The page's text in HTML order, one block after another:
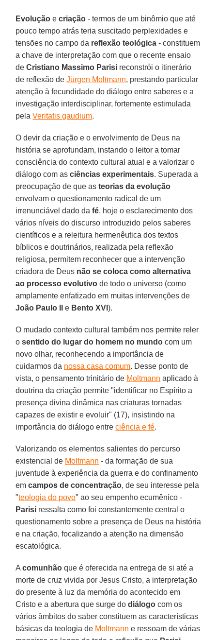
Evolução ecriação - termos de um binômio que até
pouco tempo atrás teria suscitado perplexidades e
tensões no campo da reflexão teológica - constituem
a chave de interpretação com que o recente ensaio
deCristiano Massimo Parisi reconstrói o itinerário
de reflexão deJürgen Moltmann, prestando particular
atenção à fecundidade do diálogo entre saberes e a
investigação interdisciplinar, fortemente estimulada
pelaVeritatis gaudium.
O devir da criação e o envolvimento de Deus na
história se aprofundam, instando o leitor a tomar
consciência do contexto cultural atual e a valorizar o
diálogo com asciências experimentais. Superada a
preocupação de que asteorias da evolução
envolvam o questionamento radical de um
irrenunciável dado dafé, hoje o esclarecimento dos
vários níveis do discurso introduzido pelos saberes
científicos e a releitura hermenêutica dos textos
bíblicos e doutrinários, realizada pela reflexão
religiosa, permitem reconhecer que a intervenção
criadora de Deus não se coloca como alternativa
ao processo evolutivo de todo o universo (como
amplamente enfatizado em muitas intervenções de
João Paulo II
e Bento XVI).
O mudado contexto cultural também nos permite reler
osentido do lugar do homem no mundo com um
novo olhar, reconhecendo a importância de
cuidarmos da nossa casa comum. Desse ponto de
vista, o pensamento trinitário de Moltmann aplicado à
doutrina da criação permite "identificar no Espírito a
presença divina dinâmica nas criaturas tornadas
capazes de existir e evoluir" (17), insistindo na
importância do diálogo entreciência e fé.
Valorizando os elementos salientes do percurso
existencial de Moltmann - da formação de sua
juventude à experiência da guerra e do confinamento
emcampos de concentração, de seu interesse pela
"teologia do povo" ao seu empenho ecumênico -
Parisi ressalta como foi constantemente central o
questionamento sobre a presença de Deus na história
e na criação, focalizando a atenção na dimensão
escatológica.
Acomunhão que é oferecida na entrega de si até a
morte de cruz vivida por Jesus Cristo, a interpretação
do presente à luz da memória do acontecido em
Cristo e a abertura que surge dodiálogo com os
vários âmbitos do saber constituem as características
básicas da teologia de Moltmann e ressoam de várias